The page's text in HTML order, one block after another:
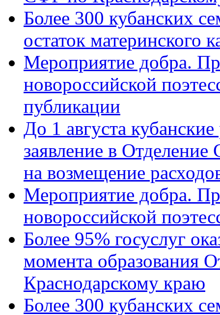
Более 300 кубанских
остаток материнского
Мероприятие добра.
новороссийской
публикации
До 1 августа
заявление в
на возмещение
Мероприятие добра.
новороссийской
Более 95% госуслуг
момента образования
Краснодарскому краю
Более 300 кубанских